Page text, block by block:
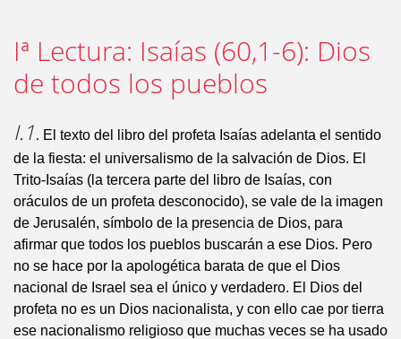
Iª Lectura: Isaías (60,1-6): Dios
de todos los pueblos
I.1. El texto del libro del profeta Isaías adelanta el sentido
de la fiesta: el universalismo de la salvación de Dios. El
Trito-Isaías (la tercera parte del libro de Isaías, con
oráculos de un profeta desconocido), se vale de la imagen
de Jerusalén, símbolo de la presencia de Dios, para
afirmar que todos los pueblos buscarán a ese Dios. Pero
no se hace por la apologética barata de que el Dios
nacional de Israel sea el único y verdadero. El Dios del
profeta no es un Dios nacionalista, y con ello cae por tierra
ese nacionalismo religioso que muchas veces se ha usado